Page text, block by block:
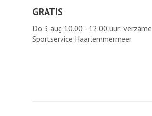
GRATIS
Do 3 aug 10.00 - 12.00 uur:
Sportservice Haarlemmermeer